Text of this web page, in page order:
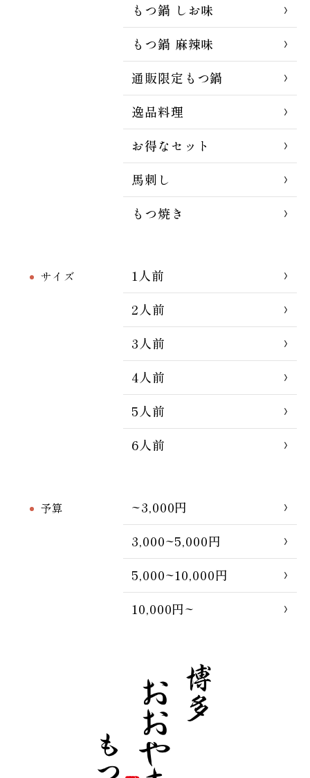
もつ鍋 しお味
もつ鍋 麻辣味
通販限定もつ鍋
逸品料理
お得なセット
馬刺し
もつ焼き
サイズ
1人前
2人前
3人前
4人前
5人前
6人前
予算
~3,000円
3,000~5,000円
5,000~10,000円
10,000円~